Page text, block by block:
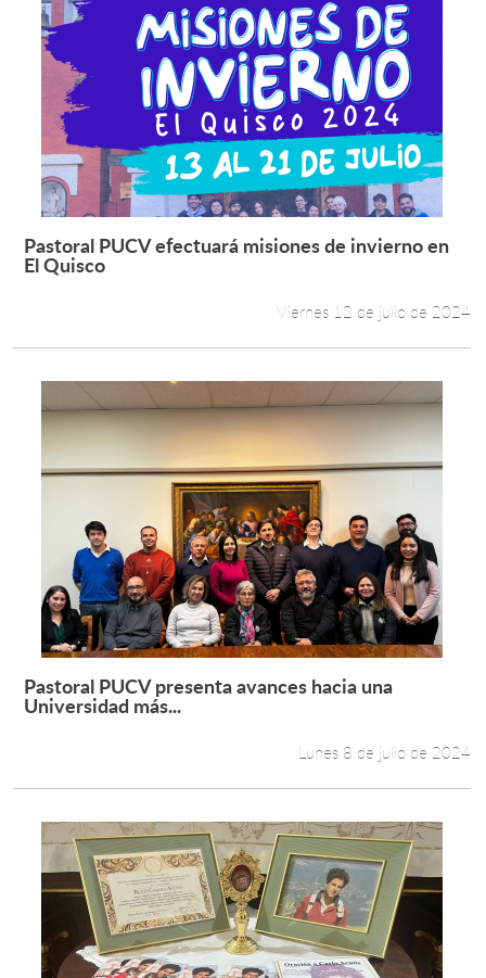
Leer más +
Pastoral PUCV efectuará misiones de invierno en
El Quisco
Viernes 12 de julio de 2024
Leer más +
Pastoral PUCV presenta avances hacia una
Universidad más...
Lunes 8 de julio de 2024